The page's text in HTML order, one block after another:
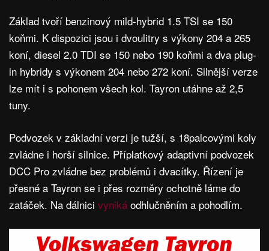
Základ tvoří benzinový mild-hybrid 1.5 TSI se 150
koňmi. K dispozici jsou i dvoulitry s výkony 204 a 265
koní, diesel 2.0 TDI se 150 nebo 190 koňmi a dva plug-
in hybridy s výkonem 204 nebo 272 koní. Silnější verze
lze mít i s pohonem všech kol. Tayron utáhne až 2,5
tuny.
Podvozek v základní verzi je tužší, s 18palcovými koly
zvládne i horší silnice. Příplatkový adaptivní podvozek
DCC Pro zvládne bez problémů i dvacítky. Řízení je
přesné a Tayron se i přes rozměry ochotně láme do
zatáček. Na dálnici vyniká odhlučněním a pohodlím.